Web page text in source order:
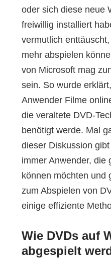
oder sich diese neue
freiwillig installiert
vermutlich
mehr abspielen
von Microsoft mag
sein. So wurde
Anwender Filme
die veraltete DVD-
benötigt werde. Mal
dieser Diskussion
immer Anwender, die
können möchten und
zum Abspielen von
einige effiziente
Wie DVDs auf
abgespielt